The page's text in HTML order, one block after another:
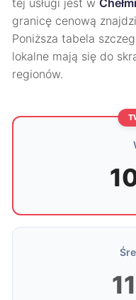
tej usługi jest w
granicę cenową
Poniższa tabela
lokalne mają się do
regionów.